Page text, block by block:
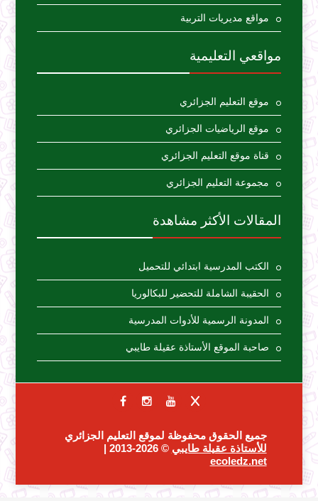
مواقع مديريات التربية
مواقعي التعليمية
موقع التعليم الجزائري
موقع الرياضيات الجزائري
قناة موقع التعليم الجزائري
مجموعة التعليم الجزائري
المقالات الأكثر مشاهدة
الكتب المدرسية ابتدائي للتحميل
الحقيبة الشاملة للتحضير للبكالوريا
المدونة الرسمية للأدوات المدرسية
صاحبة الموقع الأستاذة عقيلة طايبي
جميع الحقوق محفوظة لموقع التعليم الجزائري
للأستاذة عقيلة طايبي © 2026-2013 |
ecoledz.net